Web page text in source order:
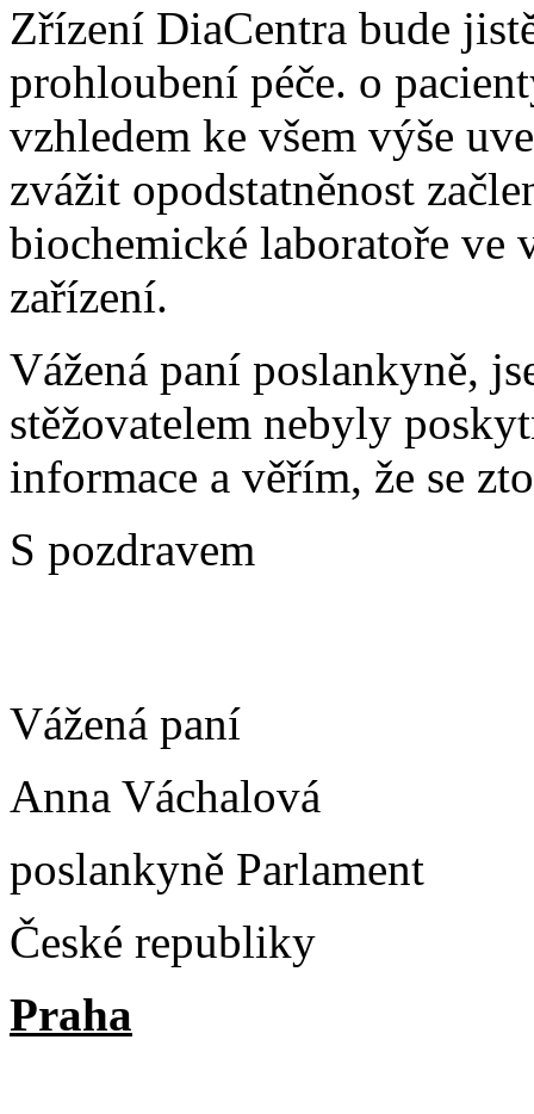
Zřízení DiaCentra bude
prohloubení péče. o
vzhledem ke všem výše
zvážit opodstatněnost
biochemické laboratoře ve
zařízení.
Vážená paní poslankyně,
stěžovatelem nebyly
informace a věřím, že se
S pozdravem
Vážená paní
Anna Váchalová
poslankyně Parlament
České republiky
Praha